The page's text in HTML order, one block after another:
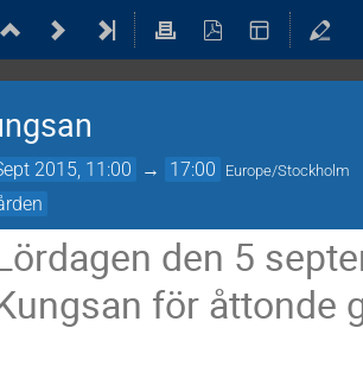
2015, 11:00 → 17:00 Europe/Stockholm
den 5
för åttonde